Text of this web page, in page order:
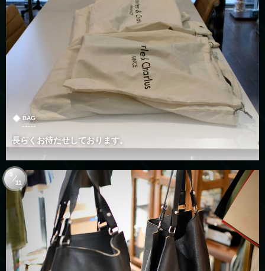
BAG
長らくお待たせしております。
5
11